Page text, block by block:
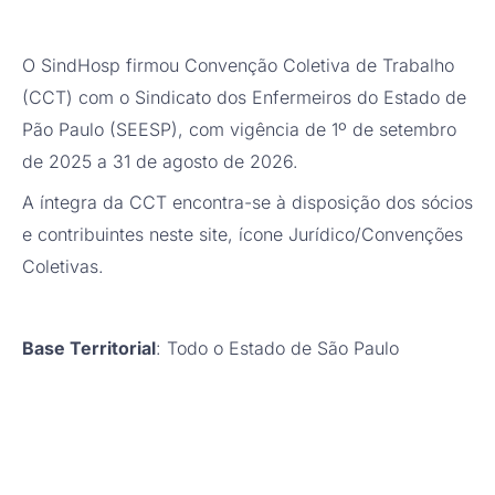
O SindHosp firmou Convenção Coletiva de Trabalho
(CCT) com o Sindicato dos Enfermeiros do Estado de
Pão Paulo (SEESP), com vigência de 1º de setembro
de 2025 a 31 de agosto de 2026.
A íntegra da CCT encontra-se à disposição dos sócios
e contribuintes neste site, ícone Jurídico/Convenções
Coletivas.
Base Territorial: Todo o Estado de São Paulo